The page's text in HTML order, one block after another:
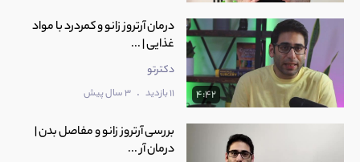
4:42
درمان آرتروز زانو و کمردرد با مواد
غذایی | ...
دکترتو
11 بازدید . 3 سال پیش
بررسی آرتروز زانو و مفاصل بدن |
درمان آر ...